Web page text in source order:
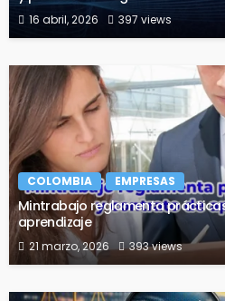
16 abril, 2026 397 views
COLOMBIA EMPRESAS
Mintrabajo reglamenta
aprendizaje
21 marzo, 2026 393 views